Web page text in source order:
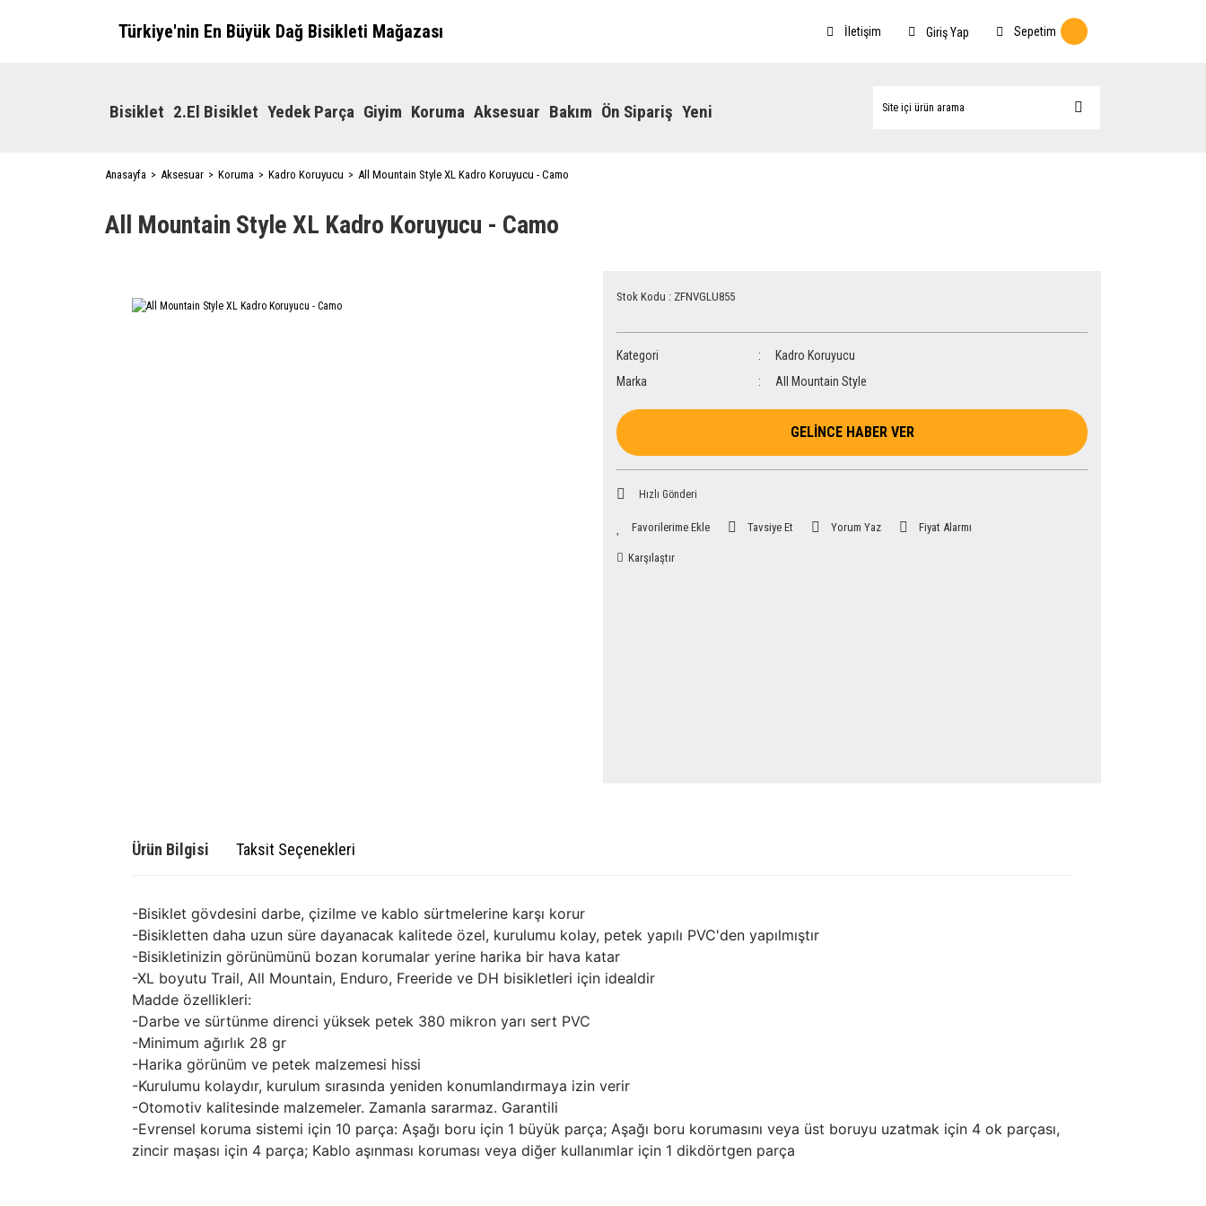
Türkiye'nin En Büyük Dağ Bisikleti Mağazası İletişim Giriş Yap Sepetim
Bisiklet 2.El Bisiklet Yedek Parça Giyim Koruma Aksesuar Bakım Ön Sipariş Yeni
Anasayfa Aksesuar Koruma Kadro Koruyucu All Mountain Style XL Kadro Koruyucu - Camo
All Mountain Style XL Kadro Koruyucu - Camo
Stok Kodu : ZFNVGLU855
Kategori
Kadro Koruyucu
Marka
All Mountain Style
GELİNCE HABER VER
Hızlı Gönderi
Tavsiye Et Yorum Yaz Fiyat Alarmı
Karşılaştır
Ürün Bilgisi Taksit Seçenekleri
-Bisiklet gövdesini darbe, çizilme ve kablo sürtmelerine karşı korur
-Bisikletten daha uzun süre dayanacak kalitede özel, kurulumu kolay, petek yapılı PVC'den yapılmıştır
-Bisikletinizin görünümünü bozan korumalar yerine harika bir hava katar
-XL boyutu Trail, All Mountain, Enduro, Freeride ve DH bisikletleri için idealdir
Madde özellikleri:
-Darbe ve sürtünme direnci yüksek petek 380 mikron yarı sert PVC
-Minimum ağırlık 28 gr
-Harika görünüm ve petek malzemesi hissi
-Kurulumu kolaydır, kurulum sırasında yeniden konumlandırmaya izin verir
-Otomotiv kalitesinde malzemeler. Zamanla sararmaz. Garantili
-Evrensel koruma sistemi için 10 parça: Aşağı boru için 1 büyük parça; Aşağı boru korumasını veya üst boruyu uzatmak için 4 ok parçası,
zincir maşası için 4 parça; Kablo aşınması koruması veya diğer kullanımlar için 1 dikdörtgen parça